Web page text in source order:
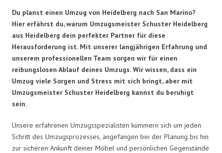
Du planst einen Umzug von Heidelberg nach San Marino?
Hier erfährst du, warum Umzugsmeister Schuster Heidelberg
aus Heidelberg dein perfekter Partner für diese
Herausforderung ist. Mit unserer langjährigen Erfahrung und
unserem professionellen Team sorgen wir für einen
reibungslosen Ablauf deines Umzugs. Wir wissen, dass ein
Umzug viele Sorgen und Stress mit sich bringt, aber mit
Umzugsmeister Schuster Heidelberg kannst du beruhigt
sein.
Unsere erfahrenen Umzugsspezialisten kümmern sich um jeden
Schritt des Umzugsprozesses, angefangen bei der Planung bis hin
zur sicheren Ankunft deiner Möbel und persönlichen Gegenstände